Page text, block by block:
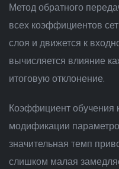
Метод обратного
всех коэффициентов
слоя и движется к
вычисляется влияние
итоговую отклонение.
Коэффициент обучения
модификации
значительная темп
слишком малая